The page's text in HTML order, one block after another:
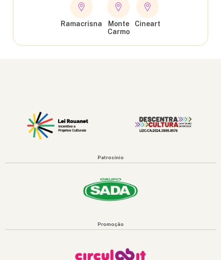
Ramacrisna
Monte
Carmo
Cineart
Patrocínio
Promoção